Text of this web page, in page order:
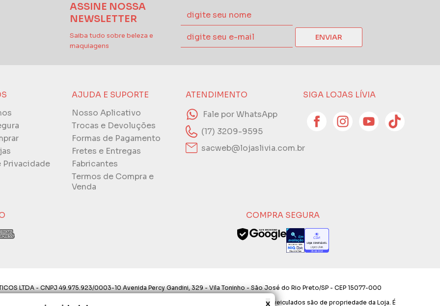
x
ASSINE NOSSA
NEWSLETTER
Saiba tudo sobre beleza e
maquiagens
ENVIAR
Privacidade
AJUDA E SUPORTE
Nosso Aplicativo
Trocas e Devoluções
Formas de Pagamento
Fretes e Entregas
Fabricantes
Termos de Compra e
Venda
ATENDIMENTO
Fale por WhatsApp
(17) 3209-9595
sacweb@lojaslivia.com.br
SIGA LOJAS LÍVIA
COMPRA SEGURA
LTDA - CNPJ 49.975.923/0003-10 Avenida Percy Gandini, 329 - Vila Toninho - São José do Rio Preto/SP - CEP 15077-000
aqui são válidos apenas para compras via internet. As fotos, textos e layout aqui veiculados são de propriedade da Loja. É